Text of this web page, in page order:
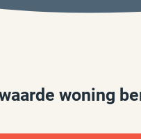
woning